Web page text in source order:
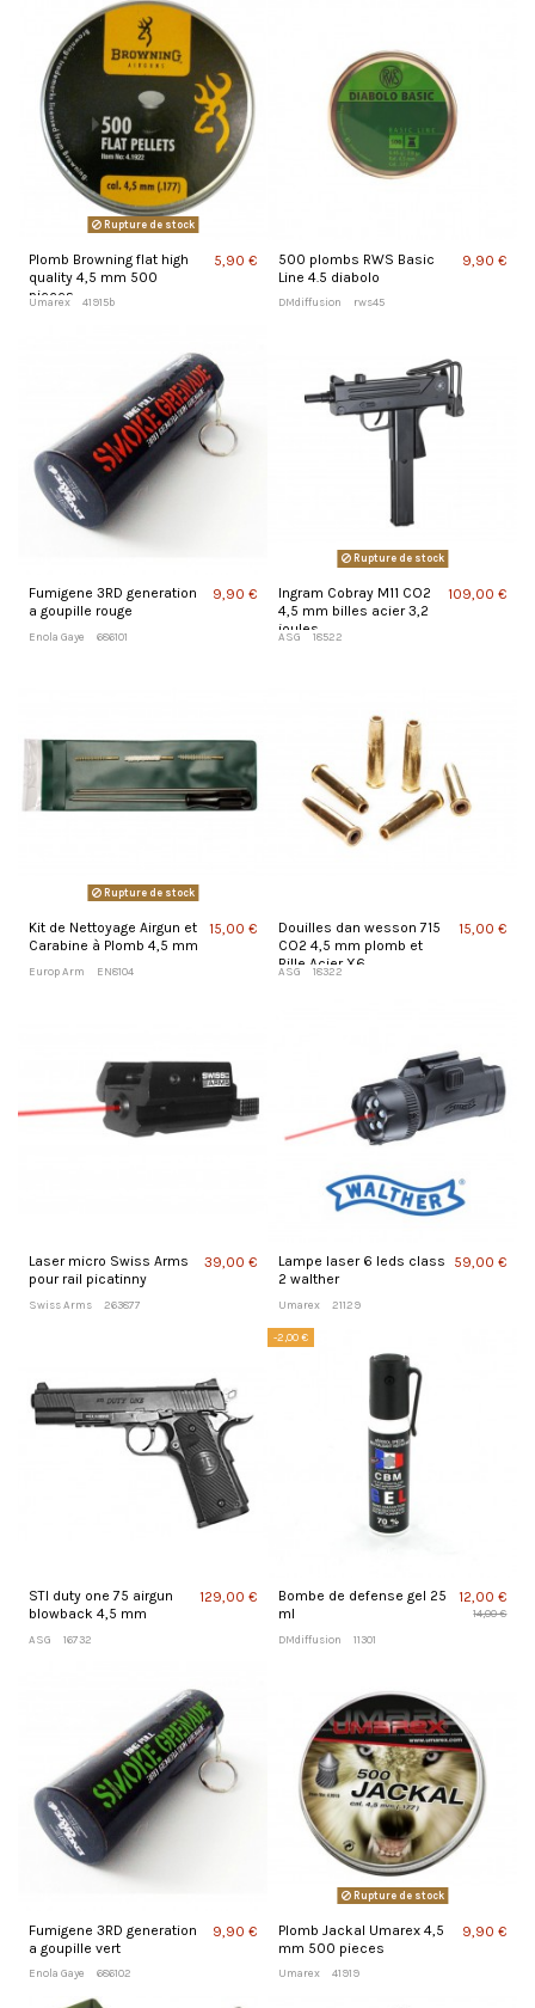
Rupture de stock
Plomb Browning flat high
quality 4,5 mm 500
pieces
Umarex 41915b
5,90 €
500 plombs RWS Basic
Line 4.5 diabolo
DMdiffusion rws45
9,90 €
Fumigene 3RD generation
a goupille rouge
Enola Gaye 686101
9,90 €
Rupture de stock
Ingram Cobray M11 CO2
4,5 mm billes acier 3,2
joules
ASG 18522
109,00 €
Rupture de stock
Kit de Nettoyage Airgun et
Carabine à Plomb 4,5 mm
Europ Arm EN8104
15,00 €
Douilles dan wesson 715
CO2 4,5 mm plomb et
Bille Acier X6
ASG 18322
15,00 €
Laser micro Swiss Arms
pour rail picatinny
Swiss Arms 263877
39,00 €
Lampe laser 6 leds class
2 walther
Umarex 21129
59,00 €
STI duty one 75 airgun
blowback 4,5 mm
ASG 16732
129,00 €
-2,00 €
Bombe de defense gel 25
ml
DMdiffusion 11301
12,00 €
14,00 €
Fumigene 3RD generation
a goupille vert
Enola Gaye 686102
9,90 €
Rupture de stock
Plomb Jackal Umarex 4,5
mm 500 pieces
Umarex 41919
9,90 €